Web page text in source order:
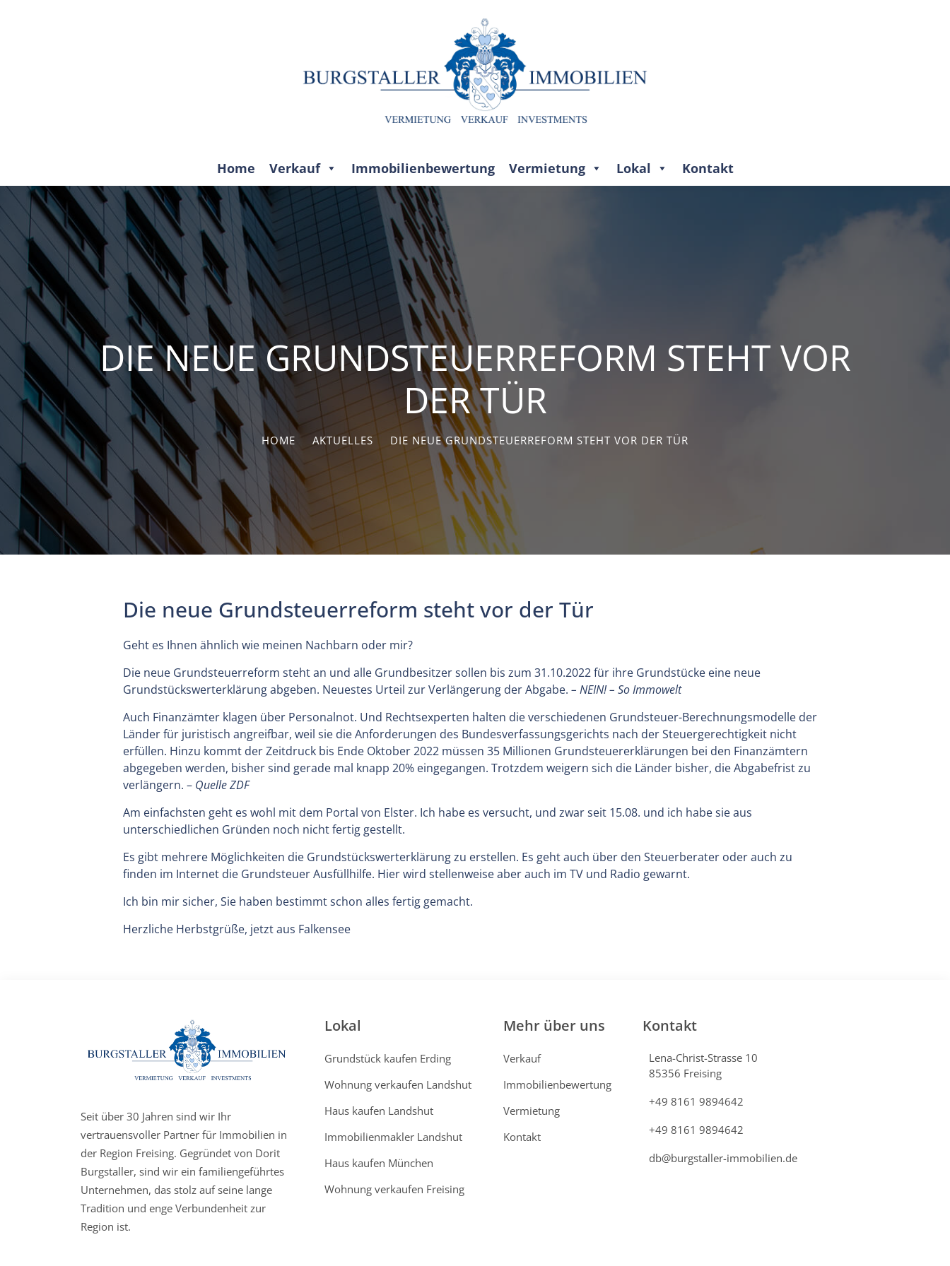
Home Verkauf Immobilienbewertung Vermietung Lokal Kontakt
DIE NEUE GRUNDSTEUERREFORM STEHT VOR
DER TÜR
HOME AKTUELLES DIE NEUE GRUNDSTEUERREFORM STEHT VOR DER TÜR
Die neue Grundsteuerreform steht vor der Tür
Geht es Ihnen ähnlich wie meinen Nachbarn oder mir?
Die neue Grundsteuerreform steht an und alle Grundbesitzer sollen bis zum 31.10.2022 für ihre Grundstücke eine neue
Grundstückswerterklärung abgeben. Neuestes Urteil zur Verlängerung der Abgabe. – NEIN! – So Immowelt
Auch Finanzämter klagen über Personalnot. Und Rechtsexperten halten die verschiedenen Grundsteuer-Berechnungsmodelle der
Länder für juristisch angreifbar, weil sie die Anforderungen des Bundesverfassungsgerichts nach der Steuergerechtigkeit nicht
erfüllen. Hinzu kommt der Zeitdruck bis Ende Oktober 2022 müssen 35 Millionen Grundsteuererklärungen bei den Finanzämtern
abgegeben werden, bisher sind gerade mal knapp 20% eingegangen. Trotzdem weigern sich die Länder bisher, die Abgabefrist zu
verlängern. – Quelle ZDF
Am einfachsten geht es wohl mit dem Portal von Elster. Ich habe es versucht, und zwar seit 15.08. und ich habe sie aus
unterschiedlichen Gründen noch nicht fertig gestellt.
Es gibt mehrere Möglichkeiten die Grundstückswerterklärung zu erstellen. Es geht auch über den Steuerberater oder auch zu
finden im Internet die Grundsteuer Ausfüllhilfe. Hier wird stellenweise aber auch im TV und Radio gewarnt.
Ich bin mir sicher, Sie haben bestimmt schon alles fertig gemacht.
Herzliche Herbstgrüße, jetzt aus Falkensee
Seit über 30 Jahren sind wir Ihr
vertrauensvoller Partner für Immobilien in
der Region Freising. Gegründet von Dorit
Burgstaller, sind wir ein familiengeführtes
Unternehmen, das stolz auf seine lange
Tradition und enge Verbundenheit zur
Region ist.
Lokal
Grundstück kaufen Erding
Wohnung verkaufen Landshut
Haus kaufen Landshut
Immobilienmakler Landshut
Haus kaufen München
Wohnung verkaufen Freising
Mehr über uns
Verkauf
Immobilienbewertung
Vermietung
Kontakt
Kontakt
Lena-Christ-Strasse 10
85356 Freising
+49 8161 9894642
+49 8161 9894642
db@burgstaller-immobilien.de